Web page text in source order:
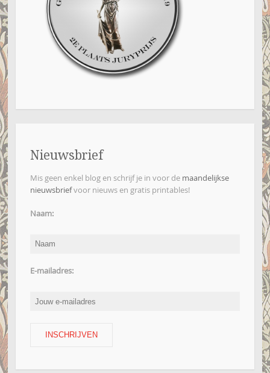
Nieuwsbrief
Mis geen enkel blog en schrijf je in voor de maandelijkse
nieuwsbriefvoor nieuws en gratis printables!
Naam:
E-mailadres: